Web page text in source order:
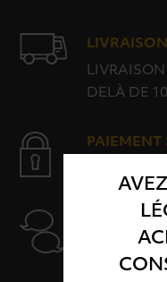
LIVRAISON
DELÀ DE
PAIEMENT
Payer en
Nos